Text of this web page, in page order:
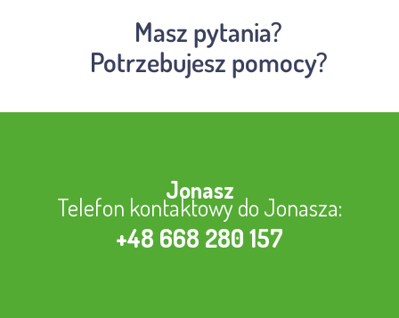
Masz pytania?
Potrzebujesz pomocy?
Jonasz
Telefon kontaktowy do Jonasza:
+48 668 280 157